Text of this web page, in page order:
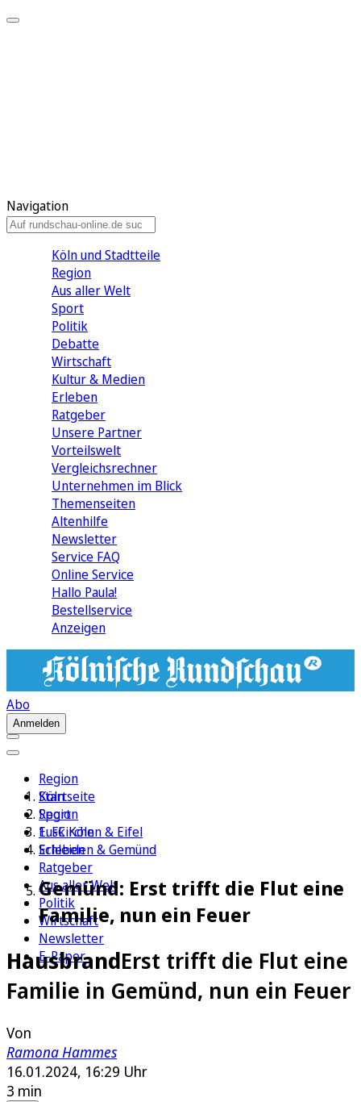
Navigation
Köln und Stadtteile
Region
Aus aller Welt
Sport
Politik
Debatte
Wirtschaft
Kultur & Medien
Erleben
Ratgeber
Unsere Partner
Vorteilswelt
Vergleichsrechner
Unternehmen im Blick
Themenseiten
Altenhilfe
Newsletter
Service FAQ
Online Service
Hallo Paula!
Bestellservice
Anzeigen
Abo
Anmelden
Region
Köln
Sport
1. FC Köln
Erleben
Ratgeber
Aus aller Welt
Politik
Wirtschaft
Newsletter
E-Paper
Startseite
Region
Euskirchen & Eifel
Schleiden & Gemünd
Gemünd: Erst trifft die Flut eine
Familie, nun ein Feuer
HausbrandErst trifft die Flut eine
Familie in Gemünd, nun ein Feuer
Von
Ramona Hammes
16.01.2024, 16:29 Uhr
3 min